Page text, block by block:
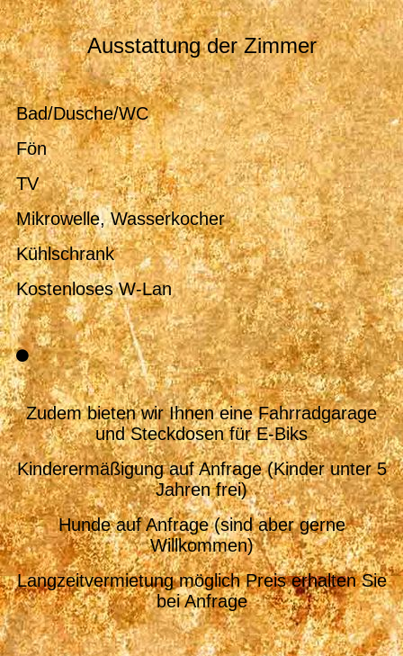
Ausstattung der Zimmer
Bad/Dusche/WC
Fön
TV
Mikrowelle, Wasserkocher
Kühlschrank
Kostenloses W-Lan
Zudem bieten wir Ihnen eine Fahrradgarage
und Steckdosen für E-Biks
Kinderermäßigung auf Anfrage (Kinder unter 5
Jahren frei)
Hunde auf Anfrage (sind aber gerne
Willkommen)
Langzeitvermietung möglich Preis erhalten Sie
bei Anfrage